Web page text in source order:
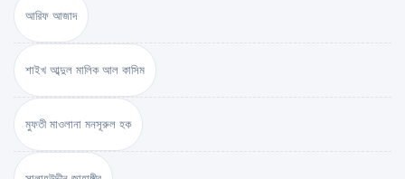
আরিফ আজাদ
শাইখ আব্দুল মালিক আল কাসিম
মুফতী মাওলানা মনসূরুল হক